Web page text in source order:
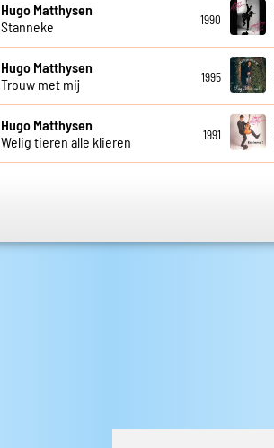
Hugo Matthysen
Stanneke
1990
Hugo Matthysen
Trouw met mij
1995
Hugo Matthysen
Welig tieren alle klieren
1991